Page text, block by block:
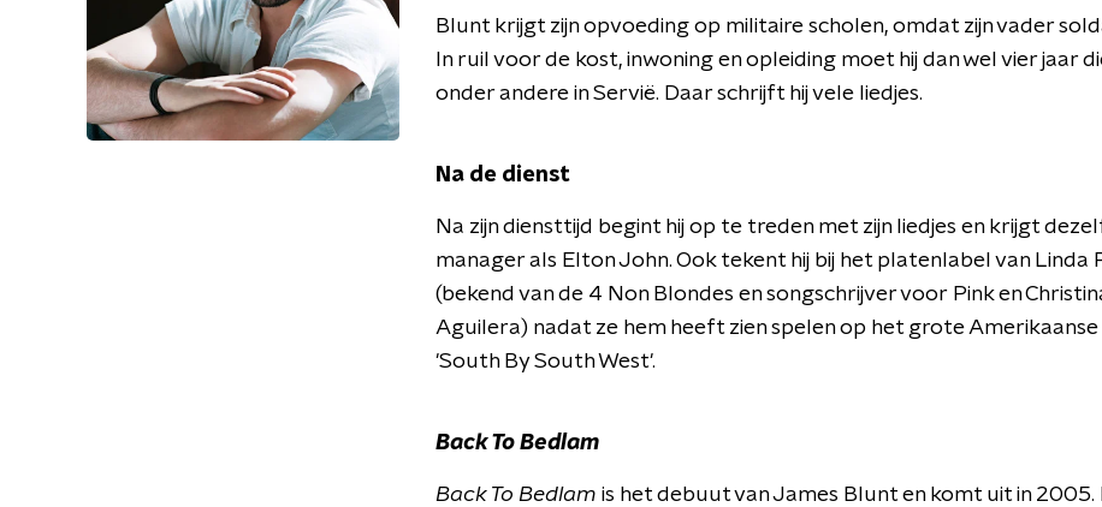
Blunt krijgt zijn opvoeding op militaire scholen, omdat zijn vader
In ruil voor de kost, inwoning en opleiding moet hij dan wel vier jaar
onder andere in Servië. Daar schrijft hij vele liedjes.
Na de dienst
Na zijn diensttijd begint hij op te treden met zijn liedjes en krijgt
manager als Elton John. Ook tekent hij bij het platenlabel van Linda
(bekend van de 4 Non Blondes en songschrijver voor Pink en
Aguilera) nadat ze hem heeft zien spelen op het grote Amerikaanse
'South By South West'.
Back To Bedlam
Back To Bedlam is het debuut van James Blunt en komt uit in 2005.